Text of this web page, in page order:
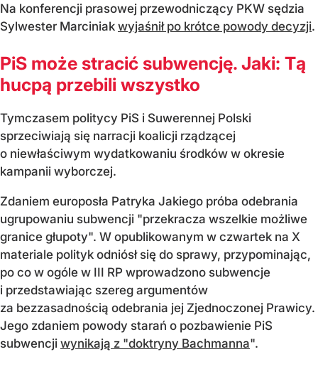
Na konferencji prasowej przewodniczący PKW sędzia
Sylwester Marciniak wyjaśnił po krótce powody decyzji.
PiS może stracić subwencję. Jaki: Tą
hucpą przebili wszystko
Tymczasem politycy PiS i Suwerennej Polski
sprzeciwiają się narracji koalicji rządzącej
o niewłaściwym wydatkowaniu środków w okresie
kampanii wyborczej.
Zdaniem europosła Patryka Jakiego próba odebrania
ugrupowaniu subwencji "przekracza wszelkie możliwe
granice głupoty". W opublikowanym w czwartek na X
materiale polityk odniósł się do sprawy, przypominając,
po co w ogóle w III RP wprowadzono subwencje
i przedstawiając szereg argumentów
za bezzasadnością odebrania jej Zjednoczonej Prawicy.
Jego zdaniem powody starań o pozbawienie PiS
subwencji wynikają z "doktryny Bachmanna".